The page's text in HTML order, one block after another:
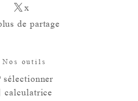
x
de partage
Nos outils
sélectionner
calculatrice